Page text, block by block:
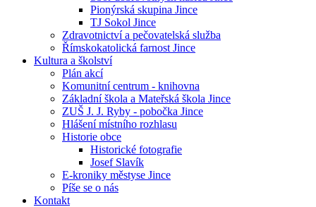
Pionýrská skupina Jince
TJ Sokol Jince
Zdravotnictví a pečovatelská služba
Římskokatolická farnost Jince
Kultura a školství
Plán akcí
Komunitní centrum - knihovna
Základní škola a Mateřská škola Jince
ZUŠ J. J. Ryby - pobočka Jince
Hlášení místního rozhlasu
Historie obce
Historické fotografie
Josef Slavík
E-kroniky městyse Jince
Píše se o nás
Kontakt